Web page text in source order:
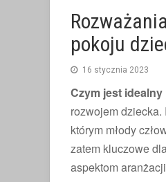
pokoju
16 stycznia 2023
Czym jest
rozwojem
którym młody
zatem kluczowe
aspektom